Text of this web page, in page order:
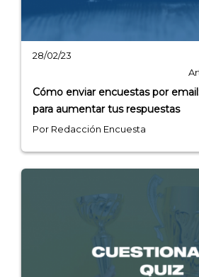
28/02/23
Cómo enviar encuestas por
para aumentar tus respuestas
Por Redacción Encuesta